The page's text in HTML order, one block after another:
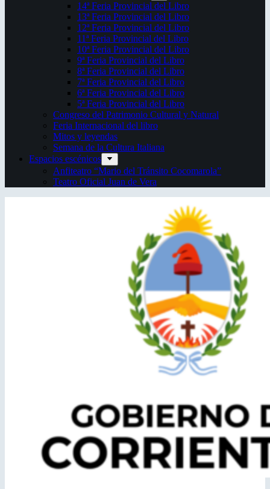
14ª Feria Provincial del Libro
13ª Feria Provincial del Libro
12ª Feria Provincial del Libro
11ª Feria Provincial del Libro
10ª Feria Provincial del Libro
9ª Feria Provincial del Libro
8ª Feria Provincial del Libro
7ª Feria Provincial del Libro
6ª Feria Provincial del Libro
5ª Feria Provincial del Libro
Congreso del Patrimonio Cultural y Natural
Feria Internacional del libro
Mitos y leyendas
Semana de la Cultura Italiana
Espacios escénicos
Anfiteatro “Mario del Tránsito Cocomarola”
Teatro Oficial Juan de Vera